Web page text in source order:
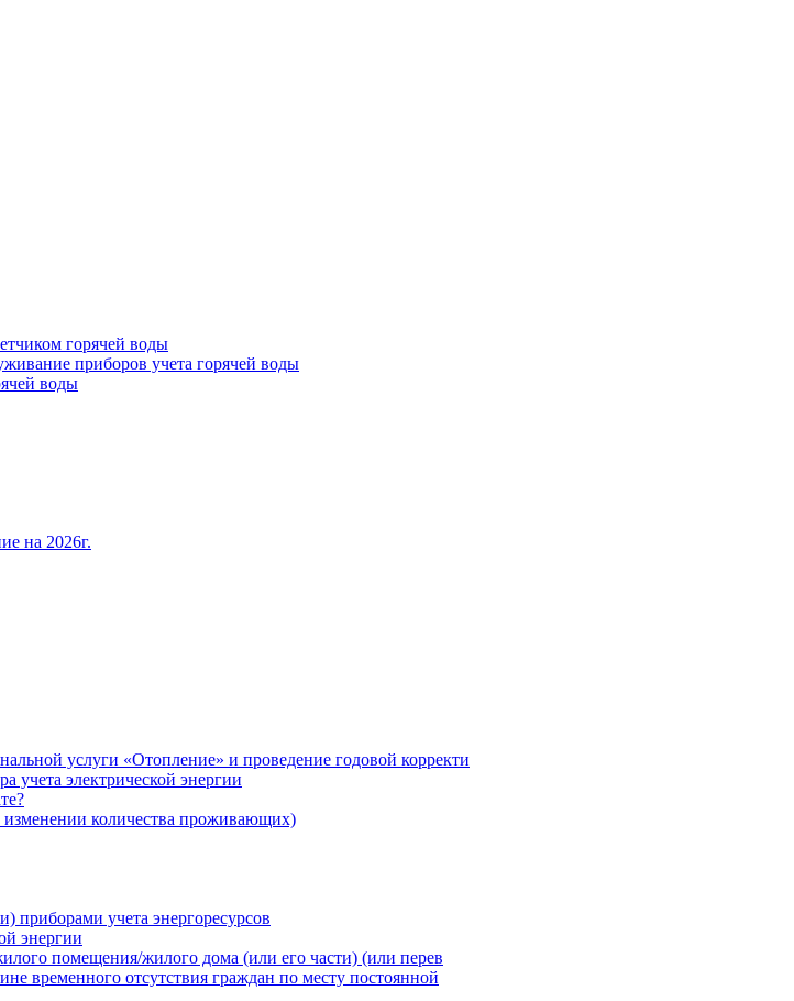
горячей воды
приборов учета горячей воды
воды
на 2026г.
услуги «Отопление» и проведение годовой корректи
учета электрической энергии
изменении количества проживающих)
учета энергоресурсов
энергии
помещения/жилого дома (или его части) (или перев
временного отсутствия граждан по месту постоянной